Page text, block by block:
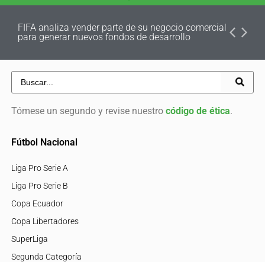
FIFA analiza vender parte de su negocio comercial
para generar nuevos fondos de desarrollo
Tómese un segundo y revise nuestro código de ética.
Fútbol Nacional
Liga Pro Serie A
Liga Pro Serie B
Copa Ecuador
Copa Libertadores
SuperLiga
Segunda Categoría